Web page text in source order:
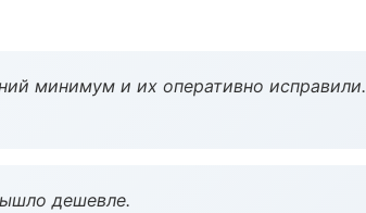
минимум и их оперативно исправили.
дешевле.